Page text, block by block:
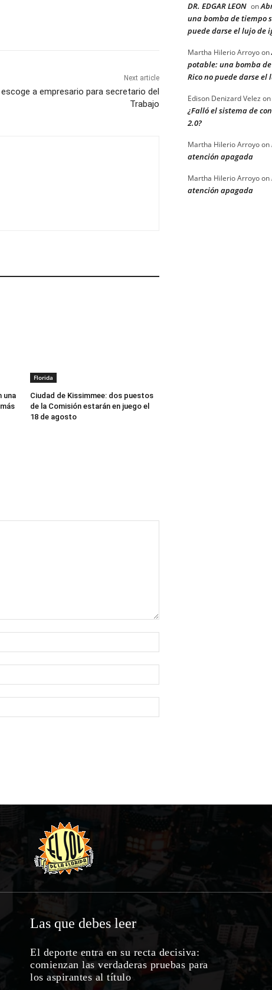
Next article
a empresario para secretario del
Trabajo
una
Florida
Ciudad de Kissimmee: dos puestos
de la Comisión estarán en juego el
18 de agosto
DR. EDGAR LEON on
una bomba de tiempo
puede darse el lujo de
Martha Hilerio Arroyoon
potable: una bomba
Rico no puede darse el
Edison Denizard Velez on
¿Falló el sistema de
2.0?
Martha Hilerio Arroyoon
atención apagada
Martha Hilerio Arroyoon
atención apagada
Las que debes leer
El deporte entra en su recta decisiva:
comienzan las verdaderas pruebas para
los aspirantes al título